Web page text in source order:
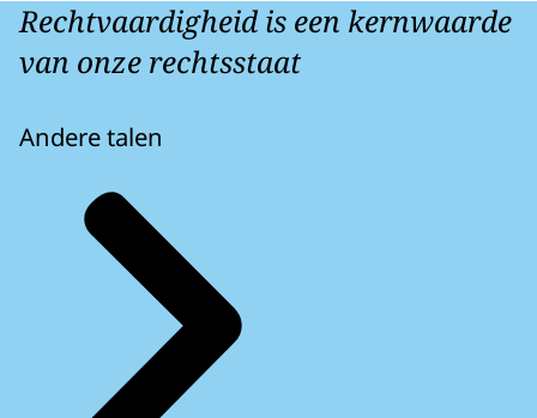
Rechtvaardigheid is een kernwaarde
van onze rechtsstaat
Andere talen